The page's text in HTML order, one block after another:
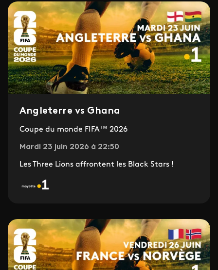
Angleterre vs Ghana
Coupe du monde FIFA™ 2026
Mardi 23 juin 2026 à 22:50
Les Three Lions affrontent les Black Stars !